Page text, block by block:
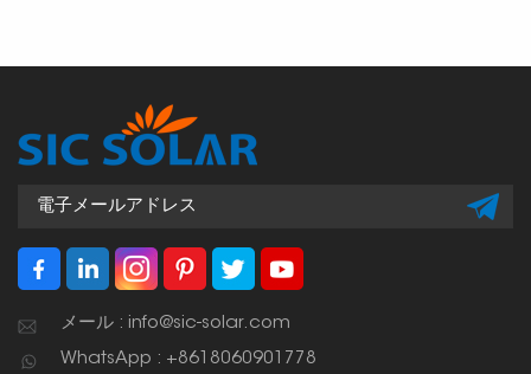
メール : info@sic-solar.com
WhatsApp : +8618060901778